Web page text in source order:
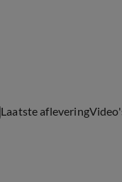
Laatste aflevering